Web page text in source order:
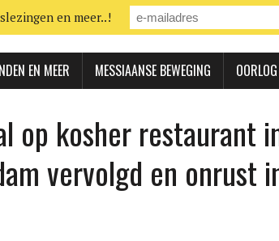
EN MEER MESSIAANSE BEWEGING OORLOG
op kosher restaurant
vervolgd en onrust
en meer..!